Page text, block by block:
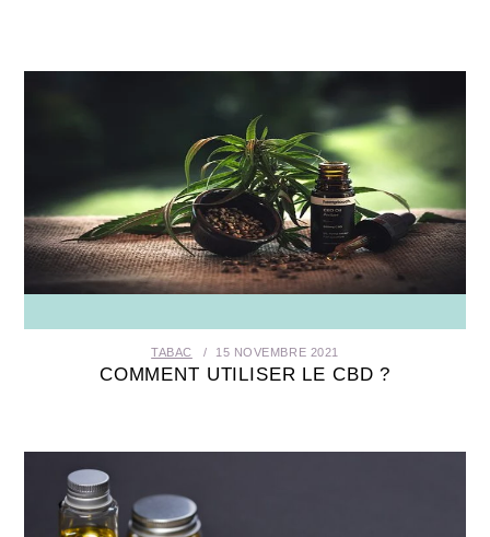
TABAC 15 NOVEMBRE 2021
COMMENT UTILISER LE CBD ?